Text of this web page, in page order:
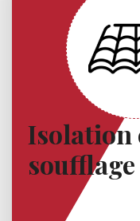
Isolation
soufflage